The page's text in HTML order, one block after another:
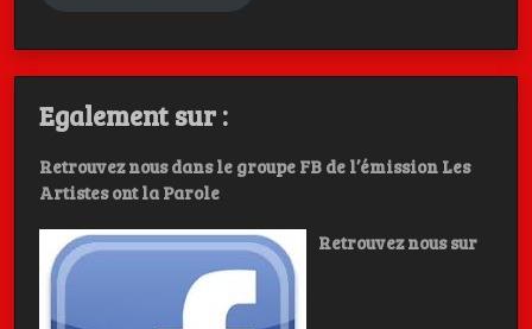
Egalement sur :
Retrouvez nous dans le groupe FB de l’émission Les
Artistes ont la Parole
Retrouvez nous sur